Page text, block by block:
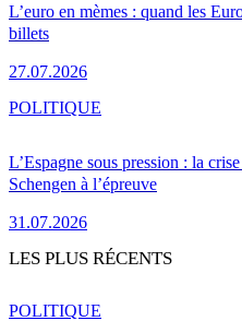
L’euro en mèmes : quand les
billets
27.07.2026
L’Espagne sous pression : la
Schengen à l’épreuve
31.07.2026
POLITIQUE
LES PLUS RÉCENTS
POLITIQUE